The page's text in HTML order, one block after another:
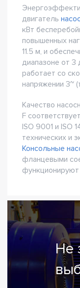
двигатель
кВт
повышенных
11.5 м, и
диапазоне от 3
работает со
напряжении 3~
Качество
F
ISO 9001 и ISO
технических и
Консольные
фланцевыми
Не